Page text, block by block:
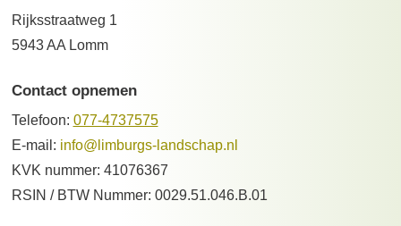
Rijksstraatweg 1
5943 AA Lomm
Contact opnemen
Telefoon: 077-4737575
E-mail: info@limburgs-landschap.nl
KVK nummer: 41076367
RSIN / BTW Nummer: 0029.51.046.B.01